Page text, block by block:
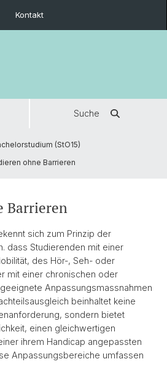
Kontakt
Suche
(StO15)
ohne Barrieren
Barrieren
sich zum Prinzip der
dass Studierenden mit einer
des Hör-, Seh- oder
mit einer chronischen oder
Anpassungsmassnahmen
beinhaltet keine
sondern bietet
einen gleichwertigen
ihrem Handicap angepassten
Anpassungsbereiche umfassen